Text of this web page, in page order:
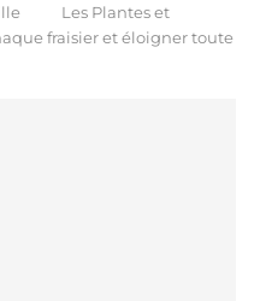
Les Plantes et
fraisier et éloigner toute